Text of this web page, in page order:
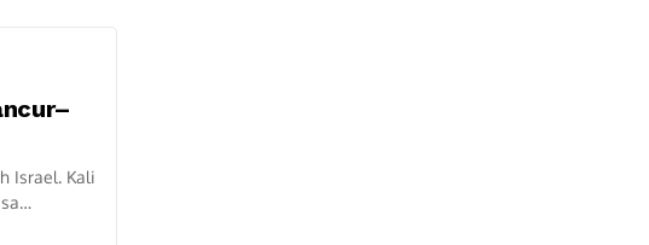
Israel. Kali